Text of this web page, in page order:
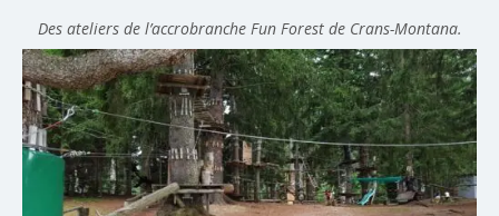
Des ateliers de l’accrobranche Fun Forest de Crans-Montana.